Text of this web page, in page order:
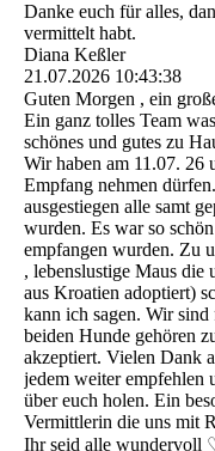
Danke euch für alles,
vermittelt habt.
Diana Keßler
21.07.2026 10:43:38
Guten Morgen , ein
Ein ganz tolles Team
schönes und gutes zu
Wir haben am 11.07. 26
Empfang nehmen
ausgestiegen alle samt
wurden. Es war so
empfangen wurden. Zu
, lebenslustige Maus die
aus Kroatien adoptiert)
kann ich sagen. Wir
beiden Hunde gehören
akzeptiert. Vielen Dank
jedem weiter empfehlen
über euch holen. Ein
Vermittlerin die uns mit
Ihr seid alle